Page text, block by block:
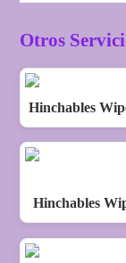
Otros
Hinchables
Hinchables